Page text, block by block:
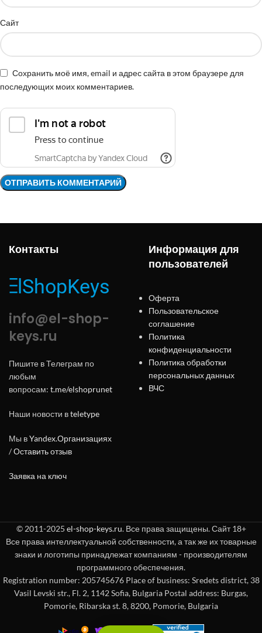
Сайт
Сохранить моё имя, email и адрес сайта в этом браузере для
последующих моих комментариев.
Контакты
info@el-shop-
keys.ru
Пишите в Телеграм по
любым
вопросам: t.me/elshoprunet
Наши новости вteletype
Мы вYandex.Организациях
/Оставить отзыв
Заявка на ключ
Информация для
пользователей
Оферта
Пользовательское
соглашение
Политика
конфиденциальности
Политика обработки
персональных данных
ВЧС
© 2011-2025 el-shop-keys.ru. Все права защищены. Сайт 18+
Все права интеллектуальной собственности, а так же их товарные
знаки и логотипы принадлежат компаниям - производителям
программного обеспечения.
Registration number: 205745676 Place of business: Sredets district, 38
Vasil Levski str., Fl. 2, 1142 Sofia, Bulgaria Postal address: Burgas,
Pomorie, Ribarska st. 8, 8200, Pomorie, Bulgaria